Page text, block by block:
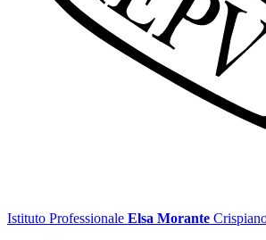
Istituto Professionale Elsa Morante